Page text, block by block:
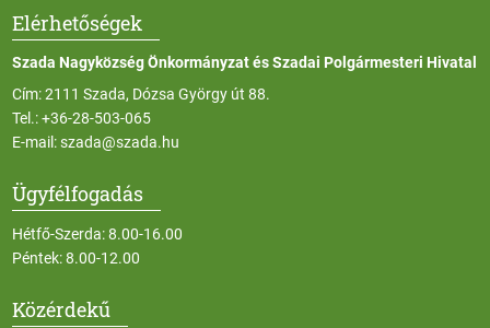
Elérhetőségek
Szada Nagyközség Önkormányzat és Szadai Polgármesteri Hivatal
Cím: 2111 Szada, Dózsa György út 88.
Tel.:+36-28-503-065
E-mail:szada@szada.hu
Ügyfélfogadás
Hétfő-Szerda: 8.00-16.00
Péntek: 8.00-12.00
Közérdekű